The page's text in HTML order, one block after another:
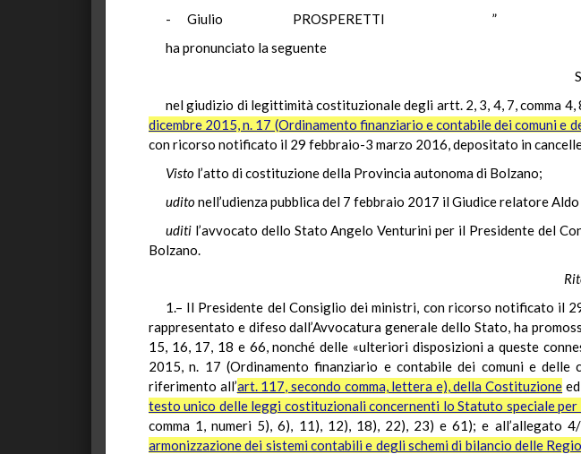
-
Giulio PROSPERETTI
”
hapronunciato la seguente
nel giudizio di legittimità costituzionale degli artt. 2, 3, 4, 7, comma 4,
dicembre 2015, n. 17 (Ordinamento finanziario e contabile dei comuni e
con ricorso notificato il 29 febbraio-3 marzo 2016, depositato in
Vistol’atto di costituzione della Provincia autonoma di Bolzano;
uditonell’udienza pubblica del 7 febbraio 2017 il Giudice relatore Aldo
uditil’avvocato dello Stato Angelo Venturini per il Presidente del
Bolzano.
1.– Il Presidente del Consiglio dei ministri, con ricorso notificato il
rappresentato e difeso dall’Avvocatura generale dello Stato, ha
15, 16, 17, 18 e 66, nonché delle «ulteriori disposizioni a queste
2015, n. 17 (Ordinamento finanziario e contabile dei comuni e
riferimento all’art. 117, secondo comma, lettera e), della Costituzione
testo unico delle leggi costituzionali concernenti lo Statuto speciale
comma 1, numeri 5), 6), 11), 12), 18), 22), 23) e 61); e all’allegato
armonizzazione dei sistemi contabili e degli schemi di bilancio delle